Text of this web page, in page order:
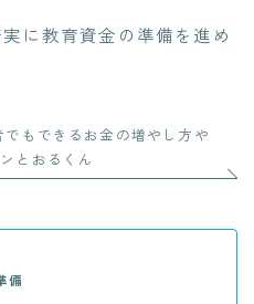
に教育資金の準備を進め
もできるお金の増やし方や
とおるくん
備